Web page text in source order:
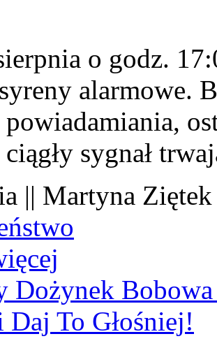
o godz.
alarmowe.
powiadamiania,
sygnał
|| Martyna
Dożynek Bobowa
Daj To Głośniej!